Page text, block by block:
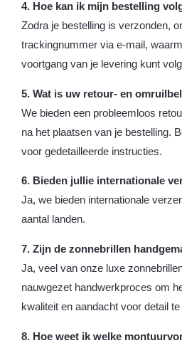
4. Hoe kan ik mijn bestelling
Zodra je bestelling is verzonden,
trackingnummer via e-mail,
voortgang van je levering kunt
5. Wat is uw retour- en
We bieden een probleemloos
na het plaatsen van je bestelling.
voor gedetailleerde instructies.
6. Bieden jullie internationale
Ja, we bieden internationale
aantal landen.
7. Zijn de zonnebrillen
Ja, veel van onze luxe
nauwgezet handwerkproces om
kwaliteit en aandacht voor detail
8. Hoe weet ik welke